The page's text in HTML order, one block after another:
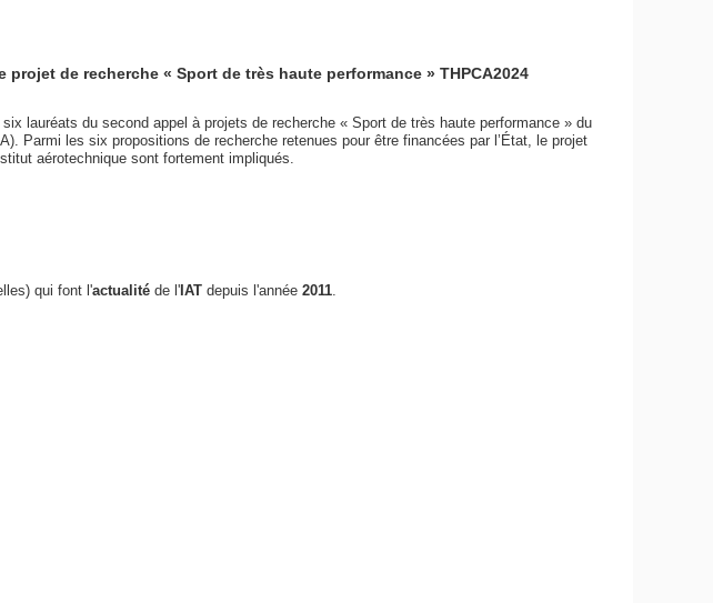
projet de recherche « Sport de très haute performance » THPCA2024
lauréats du second appel à projets de recherche « Sport de très haute performance » du
Parmi les six propositions de recherche retenues pour être financées par l’État, le projet
aérotechnique sont fortement impliqués.
qui font l'actualitéde l'IATdepuis l'année 2011.